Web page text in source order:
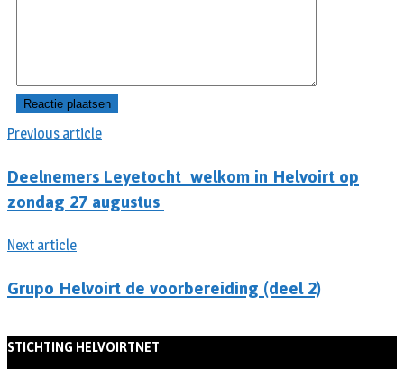
Previous article
Deelnemers Leyetocht welkom in Helvoirt op
zondag 27 augustus
Next article
Grupo Helvoirt de voorbereiding (deel 2)
STICHTING HELVOIRTNET